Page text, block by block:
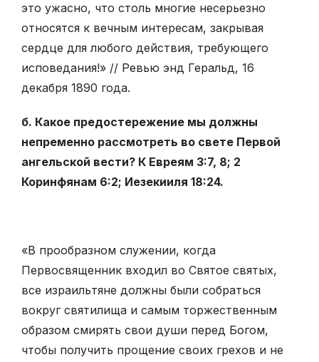
это ужасно, что столь многие несерьезно
относятся к вечным интересам, закрывая
сердце для любого действия, требующего
исповедания!» // Ревью энд Геральд, 16
декабря 1890 года.
б. Какое предостережение мы должны
непременно рассмотреть во свете Первой
ангельской вести? К Евреям 3:7, 8; 2
Коринфянам 6:2; Иезекииля 18:24.
«В прообразном служении, когда
Первосвященник входил во Святое святых,
все израильтяне должны были собраться
вокруг святилища и самым торжественным
образом смирять свои души перед Богом,
чтобы получить прощение своих грехов и не